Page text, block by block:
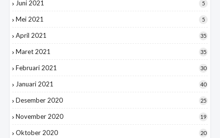
Juni 2021 5
Mei 2021 5
April 2021 35
Maret 2021 35
Februari 2021 30
Januari 2021 40
Desember 2020 25
November 2020 19
Oktober 2020 20